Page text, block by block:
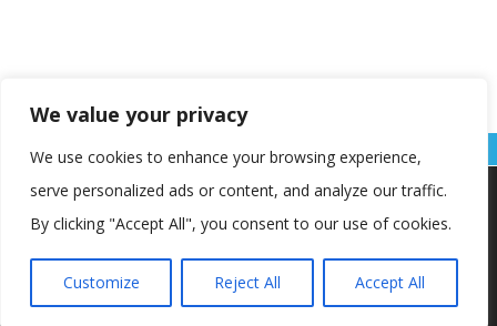
We value your privacy
We use cookies to enhance your browsing experience,
serve personalized ads or content, and analyze our traffic.
By clicking "Accept All", you consent to our use of cookies.
Customize Reject All Accept All
Copyright © OŠ Kajzerica
Koristimo kolačiće kako bismo vam pružili najbolje iskustvo na
našoj web stranici.
Informacije o kolačićima koje koristimo ili opcije za
Prihvaćam